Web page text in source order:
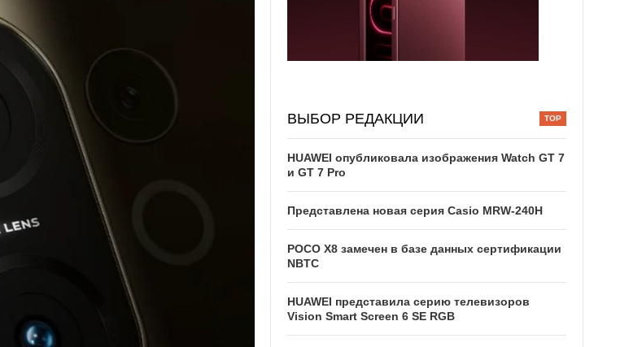
ВЫБОР РЕДАКЦИИ
HUAWEI опубликовала изображения Watch GT 7
и GT 7 Pro
Представлена новая серия Casio MRW-240H
POCO X8 замечен в базе данных сертификации
NBTC
HUAWEI представила серию телевизоров
Vision Smart Screen 6 SE RGB